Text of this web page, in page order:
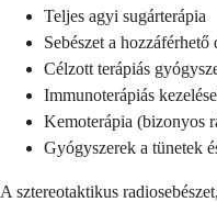
Teljes agyi sugárterápia
Sebészet a
Célzott terápiás
Immunoterápiás
Kemoterápia (bizonyos
Gyógyszerek a tünetek
A sztereotaktikus